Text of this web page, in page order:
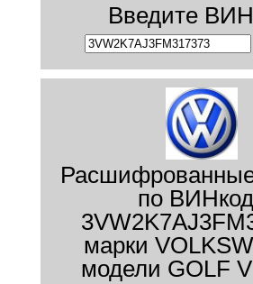
Введите
по
марки
модели GOLF